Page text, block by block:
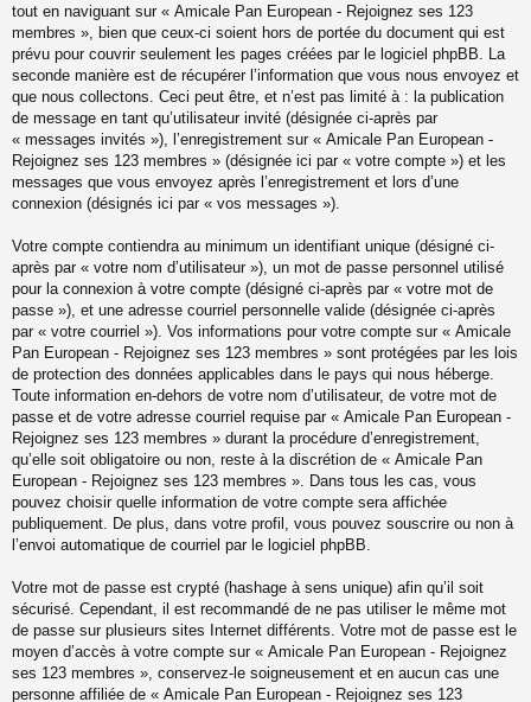
tout en naviguant sur « Amicale Pan European - Rejoignez ses 123
membres », bien que ceux-ci soient hors de portée du document qui est
prévu pour couvrir seulement les pages créées par le logiciel phpBB. La
seconde manière est de récupérer l’information que vous nous envoyez et
que nous collectons. Ceci peut être, et n’est pas limité à : la publication
de message en tant qu’utilisateur invité (désignée ci-après par
« messages invités »), l’enregistrement sur « Amicale Pan European -
Rejoignez ses 123 membres » (désignée ici par « votre compte ») et les
messages que vous envoyez après l’enregistrement et lors d’une
connexion (désignés ici par « vos messages »).
Votre compte contiendra au minimum un identifiant unique (désigné ci-
après par « votre nom d’utilisateur »), un mot de passe personnel utilisé
pour la connexion à votre compte (désigné ci-après par « votre mot de
passe »), et une adresse courriel personnelle valide (désignée ci-après
par « votre courriel »). Vos informations pour votre compte sur « Amicale
Pan European - Rejoignez ses 123 membres » sont protégées par les lois
de protection des données applicables dans le pays qui nous héberge.
Toute information en-dehors de votre nom d’utilisateur, de votre mot de
passe et de votre adresse courriel requise par « Amicale Pan European -
Rejoignez ses 123 membres » durant la procédure d’enregistrement,
qu’elle soit obligatoire ou non, reste à la discrétion de « Amicale Pan
European - Rejoignez ses 123 membres ». Dans tous les cas, vous
pouvez choisir quelle information de votre compte sera affichée
publiquement. De plus, dans votre profil, vous pouvez souscrire ou non à
l’envoi automatique de courriel par le logiciel phpBB.
Votre mot de passe est crypté (hashage à sens unique) afin qu’il soit
sécurisé. Cependant, il est recommandé de ne pas utiliser le même mot
de passe sur plusieurs sites Internet différents. Votre mot de passe est le
moyen d’accès à votre compte sur « Amicale Pan European - Rejoignez
ses 123 membres », conservez-le soigneusement et en aucun cas une
personne affiliée de « Amicale Pan European - Rejoignez ses 123